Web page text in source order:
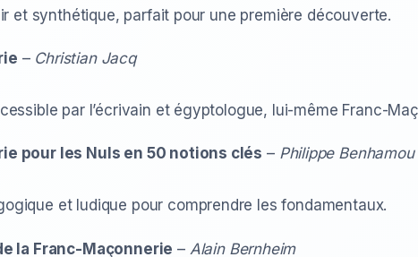
et synthétique, parfait pour une première découverte.
– Christian Jacq
par l’écrivain et égyptologue, lui-même Franc-
pour les Nuls en 50 notions clés – Philippe Benhamou
et ludique pour comprendre les fondamentaux.
la Franc-Maçonnerie – Alain Bernheim